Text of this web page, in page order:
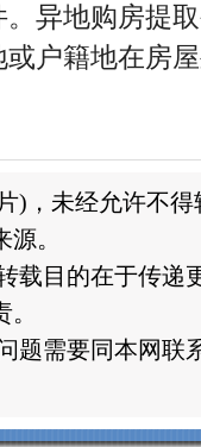
异地购房提
户籍地在房
)，未经允许不得
。
载目的在于传递
题需要同本网联